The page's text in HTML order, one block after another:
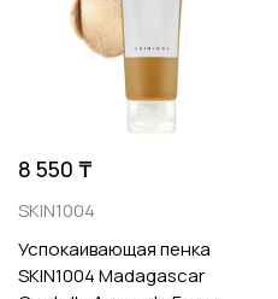
8 550 ₸
SKIN1004
Успокаивающая пенка
SKIN1004 Madagascar